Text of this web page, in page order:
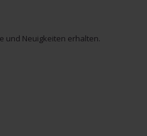
und Neuigkeiten erhalten.